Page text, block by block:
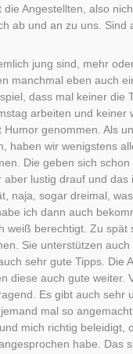
die Angestellten, also
ab und an zu uns. Sind
jung sind, mehr
manchmal eben auch
dass mal keiner die
arbeiten und keiner
Humor genommen. Als
haben wir wenigstens
Die geben sich
aber lustig drauf und das
naja, sogar dreimal,
ich dann auch
weiß berechtigt. Zu spät
Sie unterstützen auch
sehr gute Tipps. Die
diese auch gute weiter.
Es gibt auch sehr
mal so
mich richtig beleidigt,
habe. Das